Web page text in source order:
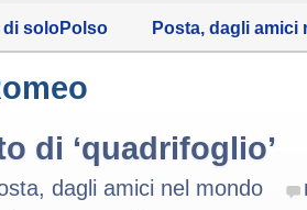
di soloPolso Posta, dagli amici
di ‘quadrifoglio’
dagli amici nel mondo